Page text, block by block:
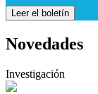
Leer el boletín
Novedades
Investigación